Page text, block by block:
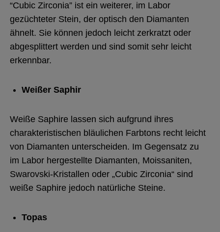
“Cubic Zirconia” ist ein weiterer, im Labor
gezüchteter Stein, der optisch den Diamanten
ähnelt. Sie können jedoch leicht zerkratzt oder
abgesplittert werden und sind somit sehr leicht
erkennbar.
Weißer Saphir
Weiße Saphire lassen sich aufgrund ihres
charakteristischen bläulichen Farbtons recht leicht
von Diamanten unterscheiden. Im Gegensatz zu
im Labor hergestellte Diamanten, Moissaniten,
Swarovski-Kristallen oder „Cubic Zirconia“ sind
weiße Saphire jedoch natürliche Steine.
Topas